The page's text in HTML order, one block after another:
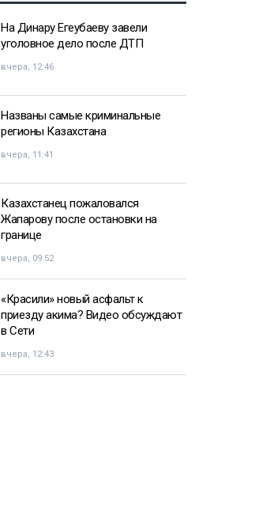
На Динару Егеубаеву завели
уголовное дело после ДТП
вчера, 12:46
Названы самые криминальные
регионы Казахстана
вчера, 11:41
Казахстанец пожаловался
Жапарову после остановки на
границе
вчера, 09:52
«Красили» новый асфальт к
приезду акима? Видео обсуждают
в Сети
вчера, 12:43